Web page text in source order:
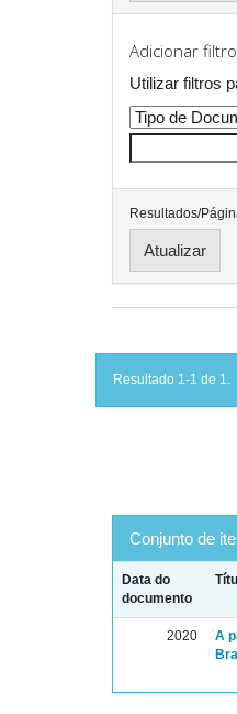
Adicionar
Utilizar filtros
Resultados/
Resultado 1-1 de 1.
Conjunto de
Data do
documento
2020
A